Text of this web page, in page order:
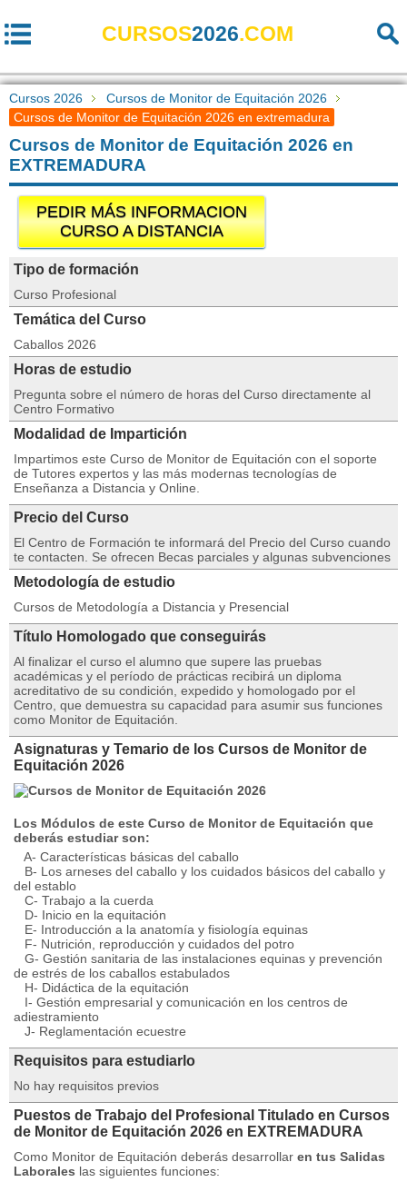
CURSOS2026.COM
Cursos 2026
Cursos de Monitor de Equitación 2026
Cursos de Monitor de Equitación 2026 en extremadura
Cursos de Monitor de Equitación 2026 en
EXTREMADURA
PEDIR MÁS INFORMACION
CURSO A DISTANCIA
Tipo de formación
Curso Profesional
Temática del Curso
Caballos 2026
Horas de estudio
Pregunta sobre el número de horas del Curso directamente al
Centro Formativo
Modalidad de Impartición
Impartimos este Curso de Monitor de Equitación con el soporte
de Tutores expertos y las más modernas tecnologías de
Enseñanza a Distancia y Online.
Precio del Curso
El Centro de Formación te informará del Precio del Curso cuando
te contacten. Se ofrecen Becas parciales y algunas subvenciones
Metodología de estudio
Cursos de Metodología a Distancia y Presencial
Título Homologado que conseguirás
Al finalizar el curso el alumno que supere las pruebas
académicas y el período de prácticas recibirá un diploma
acreditativo de su condición, expedido y homologado por el
Centro, que demuestra su capacidad para asumir sus funciones
como Monitor de Equitación.
Asignaturas y Temario de los Cursos de Monitor de
Equitación 2026
Los Módulos de este Curso de Monitor de Equitación que
deberás estudiar son:
A- Características básicas del caballo
B- Los arneses del caballo y los cuidados básicos del caballo y
del establo
C- Trabajo a la cuerda
D- Inicio en la equitación
E- Introducción a la anatomía y fisiología equinas
F- Nutrición, reproducción y cuidados del potro
G- Gestión sanitaria de las instalaciones equinas y prevención
de estrés de los caballos estabulados
H- Didáctica de la equitación
I- Gestión empresarial y comunicación en los centros de
adiestramiento
J- Reglamentación ecuestre
Requisitos para estudiarlo
No hay requisitos previos
Puestos de Trabajo del Profesional Titulado en Cursos
de Monitor de Equitación 2026 en EXTREMADURA
Como Monitor de Equitación deberás desarrollar en tus Salidas
Laborales las siguientes funciones: